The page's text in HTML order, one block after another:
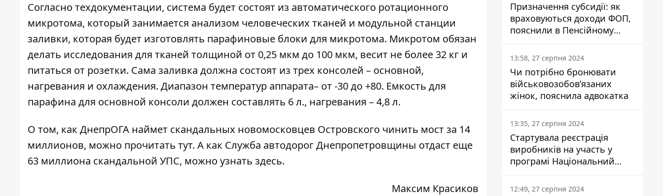
Согласно техдокументации, система будет состоят из автоматического ротационного
микротома, который занимается анализом человеческих тканей и модульной станции
заливки, которая будет изготовлять парафиновые блоки для микротома. Микротом обязан
делать исследования для тканей толщиной от 0,25 мкм до 100 мкм, весит не более 32 кг и
питаться от розетки. Сама заливка должна состоят из трех консолей – основной,
нагревания и охлаждения. Диапазон температур аппарата– от -30 до +80. Емкость для
парафина для основной консоли должен составлять 6 л., нагревания – 4,8 л.
О том, как ДнепрОГА наймет скандальных новомосковцев Островского чинить мост за 14
миллионов, можно прочитать тут. А как Служба автодорог Днепропетровщины отдаст еще
63 миллиона скандальной УПС, можно узнать здесь.
Максим Красиков
Призначення субсидії: як
враховуються доходи ФОП,
пояснили в Пенсійному
фонді
13:58, 27 серпня 2024
Чи потрібно бронювати
військовозобов’язаних
жінок, пояснила адвокатка
13:35, 27 серпня 2024
Стартувала реєстрація
виробників на участь у
програмі Національний
кешбек: як це зробити
через портал Дія
12:49, 27 серпня 2024